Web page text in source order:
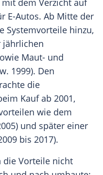
dem Verzicht auf
E-Autos. Ab Mitte der
Systemvorteile hinzu,
jährlichen
Maut- und
1999). Den
die
Kauf ab 2001,
wie dem
und später einer
bis 2017).
die Vorteile nicht